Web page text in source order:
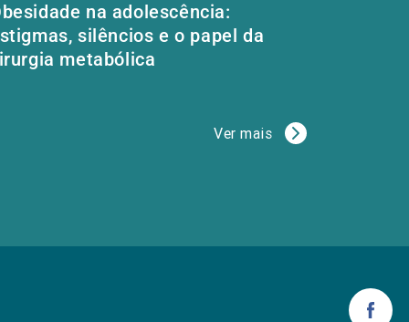
na adolescência:
silêncios e o papel da
metabólica
Ver mais